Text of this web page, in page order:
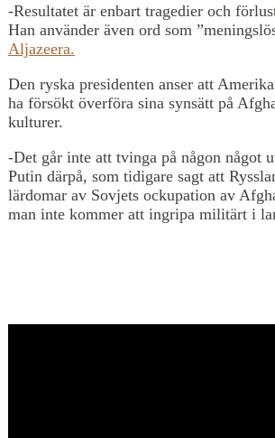
-Resultatet är enbart tragedier och
Han använder även ord som
Aljazeera.
Den ryska presidenten anser att
ha försökt överföra sina synsätt på
kulturer.
-Det går inte att tvinga på någon något
Putin därpå, som tidigare sagt att
lärdomar av Sovjets ockupation av
man inte kommer att ingripa militärt i